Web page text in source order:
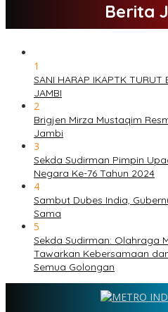
Berita
1
SANI HARAP IKAPTK TURUT
JAMBI
2
Brigjen Mirza Mustaqim
Jambi
3
Sekda Sudirman Pimpin
Negara Ke-76 Tahun 2024
4
Sambut Dubes India,
Sama
5
Sekda Sudirman: Olahraga
Tawarkan Kebersamaan
Semua Golongan